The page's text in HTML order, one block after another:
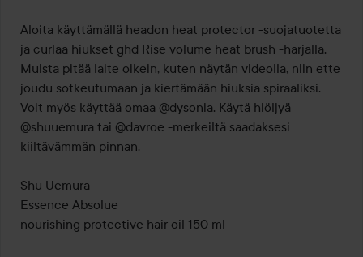
Aloita käyttämällä headon heat protector -suojatuotetta
ja curlaa hiukset ghd Rise volume heat brush -harjalla.
Muista pitää laite oikein, kuten näytän videolla, niin ette
joudu sotkeutumaan ja kiertämään hiuksia spiraaliksi.
Voit myös käyttää omaa @dysonia. Käytä hiöljyä
@shuuemura tai @davroe -merkeiltä saadaksesi
kiiltävämmän pinnan.
Shu Uemura
Essence Absolue
nourishing protective hair oil 150 ml